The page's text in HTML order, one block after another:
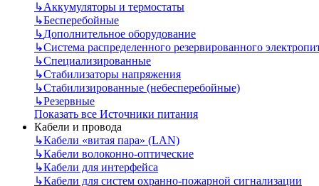
↳Аккумуляторы и термостаты
↳Бесперебойные
↳Дополнительное оборудование
↳Система распределенного резервированного
↳Специализированные
↳Стабилизаторы напряжения
↳Стабилизированные (небесперебойные)
↳Резервные
Показать все Источники питания
Кабели и провода
↳Кабели «витая пара» (LAN)
↳Кабели волоконно-оптические
↳Кабели для интерфейса
↳Кабели для систем охранно-пожарной сигнализации